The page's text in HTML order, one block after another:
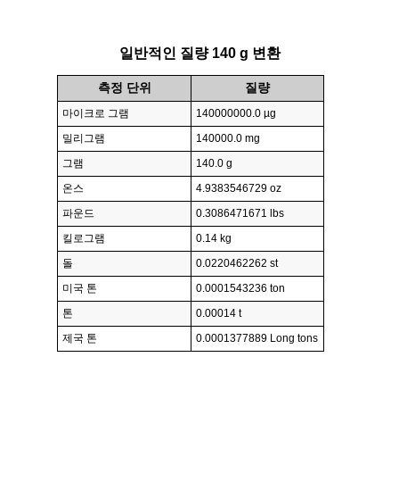
일반적인 질량 140 g 변환
측정 단위 질량
마이크로 그램
140000000.0 µg
밀리그램
140000.0 mg
그램
140.0 g
온스
4.9383546729 oz
파운드
0.3086471671 lbs
킬로그램
0.14 kg
돌
0.0220462262 st
미국 톤
0.0001543236 ton
톤
0.00014 t
제국 톤
0.0001377889 Long tons